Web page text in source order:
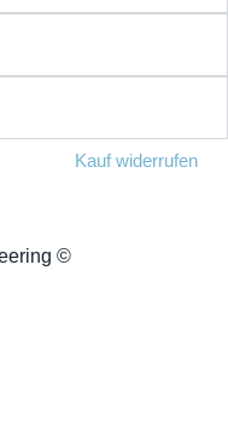
Kauf widerrufen
©